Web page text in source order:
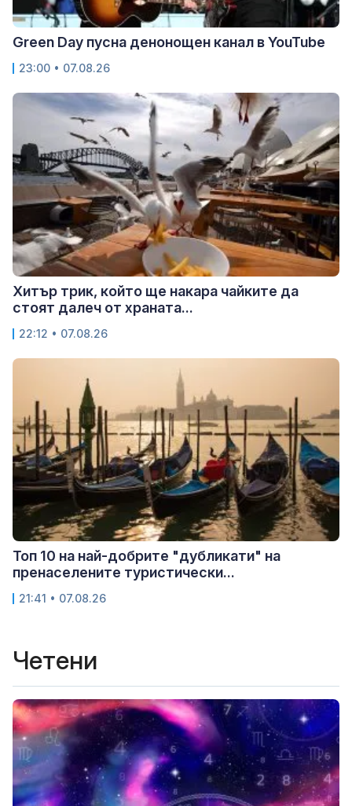
Green Day пусна денонощен канал в YouTube
23:00 • 07.08.26
Хитър трик, който ще накара чайките да
стоят далеч от храната...
22:12 • 07.08.26
Топ 10 на най-добрите "дубликати" на
пренаселените туристически...
21:41 • 07.08.26
Четени